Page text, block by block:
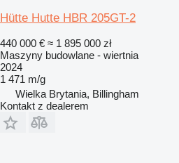
Hütte Hutte HBR 205GT-2
440 000 € ≈ 1 895 000 zł
Maszyny budowlane - wiertnia
2024
1 471 m/g
Wielka Brytania, Billingham
Kontakt z dealerem